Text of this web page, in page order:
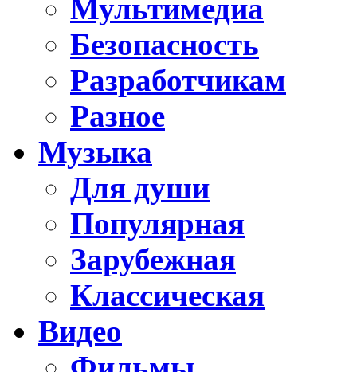
Мультимедиа
Безопасность
Разработчикам
Разное
Музыка
Для души
Популярная
Зарубежная
Классическая
Видео